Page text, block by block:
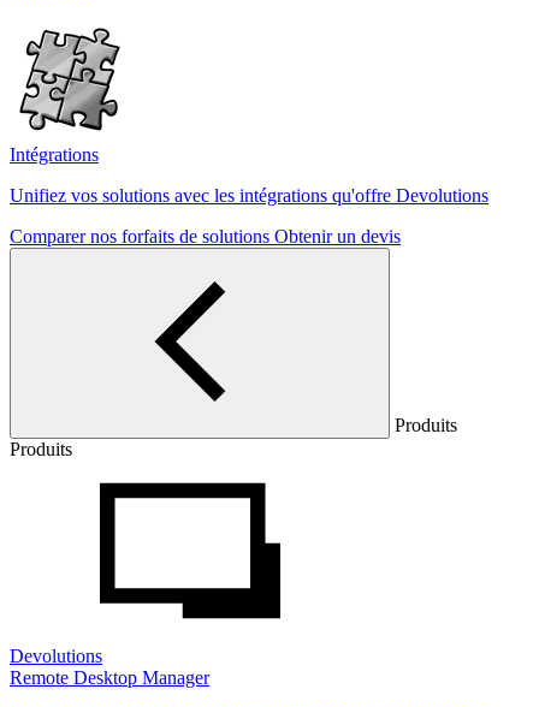
Intégrations
Unifiez vos solutions avec les intégrations qu'offre Devolutions
Comparer nos forfaits de solutions Obtenir un devis
Produits
Produits
Devolutions
Remote Desktop Manager